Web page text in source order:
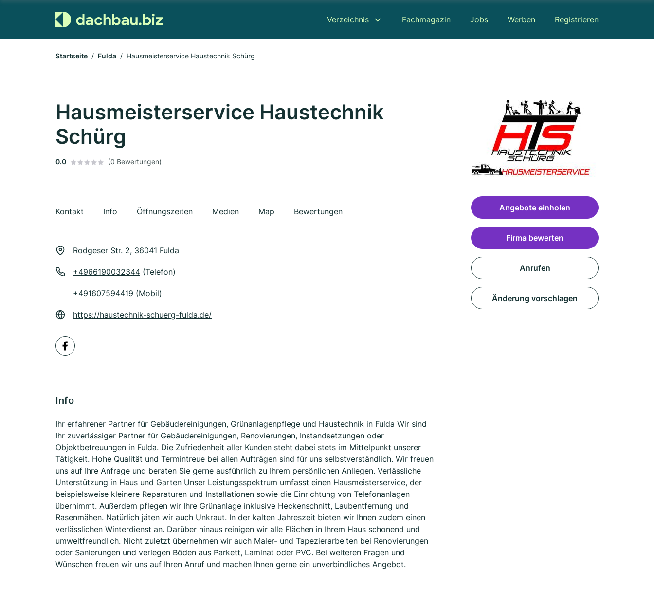
Verzeichnis Fachmagazin Jobs Werben Registrieren
Startseite Fulda Hausmeisterservice Haustechnik Schürg
Hausmeisterservice Haustechnik
Schürg
0.0 (0 Bewertungen)
Kontakt Info Öffnungszeiten Medien Map Bewertungen
Rodgeser Str. 2, 36041 Fulda
+4966190032344 (Telefon)
+491607594419 (Mobil)
https://haustechnik-schuerg-fulda.de/
Info
Ihr erfahrener Partner für Gebäudereinigungen, Grünanlagenpflege und Haustechnik in Fulda Wir sind
Ihr zuverlässiger Partner für Gebäudereinigungen, Renovierungen, Instandsetzungen oder
Objektbetreuungen in Fulda. Die Zufriedenheit aller Kunden steht dabei stets im Mittelpunkt unserer
Tätigkeit. Hohe Qualität und Termintreue bei allen Aufträgen sind für uns selbstverständlich. Wir freuen
uns auf Ihre Anfrage und beraten Sie gerne ausführlich zu Ihrem persönlichen Anliegen. Verlässliche
Unterstützung in Haus und Garten Unser Leistungsspektrum umfasst einen Hausmeisterservice, der
beispielsweise kleinere Reparaturen und Installationen sowie die Einrichtung von Telefonanlagen
übernimmt. Außerdem pflegen wir Ihre Grünanlage inklusive Heckenschnitt, Laubentfernung und
Rasenmähen. Natürlich jäten wir auch Unkraut. In der kalten Jahreszeit bieten wir Ihnen zudem einen
verlässlichen Winterdienst an. Darüber hinaus reinigen wir alle Flächen in Ihrem Haus schonend und
umweltfreundlich. Nicht zuletzt übernehmen wir auch Maler- und Tapezierarbeiten bei Renovierungen
oder Sanierungen und verlegen Böden aus Parkett, Laminat oder PVC. Bei weiteren Fragen und
Wünschen freuen wir uns auf Ihren Anruf und machen Ihnen gerne ein unverbindliches Angebot.
Angebote einholen
Firma bewerten
Anrufen
Änderung vorschlagen